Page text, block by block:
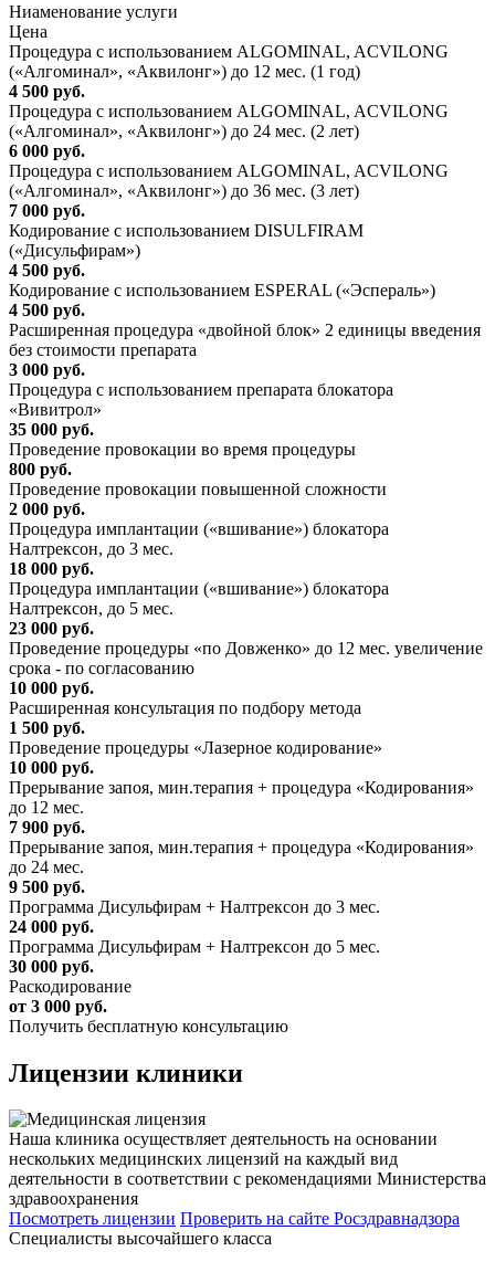
Ниaменование услуги
Цена
Процедура с использованием ALGOMINAL, ACVILONG
(«Алгоминал», «Аквилонг») до 12 мес. (1 год)
4 500 руб.
Процедура с использованием ALGOMINAL, ACVILONG
(«Алгоминал», «Аквилонг») до 24 мес. (2 лет)
6 000 руб.
Процедура с использованием ALGOMINAL, ACVILONG
(«Алгоминал», «Аквилонг») до 36 мес. (3 лет)
7 000 руб.
Кодирование с использованием DISULFIRAM
(«Дисульфирам»)
4 500 руб.
Кодирование с использованием ESPERAL («Эспераль»)
4 500 руб.
Расширенная процедура «двойной блок» 2 единицы введения
без стоимости препарата
3 000 руб.
Процедура с использованием препарата блокатора
«Вивитрол»
35 000 руб.
Проведение провокации во время процедуры
800 руб.
Проведение провокации повышенной сложности
2 000 руб.
Процедура имплантации («вшивание») блокатора
Налтрексон, до 3 мес.
18 000 руб.
Процедура имплантации («вшивание») блокатора
Налтрексон, до 5 мес.
23 000 руб.
Проведение процедуры «по Довженко» до 12 мес. увеличение
срока - по согласованию
10 000 руб.
Расширенная консультация по подбору метода
1 500 руб.
Проведение процедуры «Лазерное кодирование»
10 000 руб.
Прерывание запоя, мин.терапия + процедура «Кодирования»
до 12 мес.
7 900 руб.
Прерывание запоя, мин.терапия + процедура «Кодирования»
до 24 мес.
9 500 руб.
Программа Дисульфирам + Налтрексон до 3 мес.
24 000 руб.
Программа Дисульфирам + Налтрексон до 5 мес.
30 000 руб.
Раскодирование
от 3 000 руб.
Получить бесплатную консультацию
Лицензии клиники
Наша клиника осуществляет деятельность на основании
нескольких медицинских лицензий на каждый вид
деятельности в соответствии с рекомендациями Министерства
здравоохранения
Посмотреть лицензии Проверить на сайте Росздравнадзора
Специалисты высочайшего класса